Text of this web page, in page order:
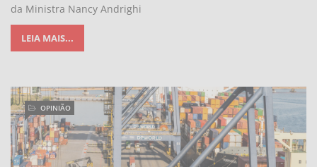
da Ministra Nancy Andrighi
LEIA MAIS...
OPINIÃO